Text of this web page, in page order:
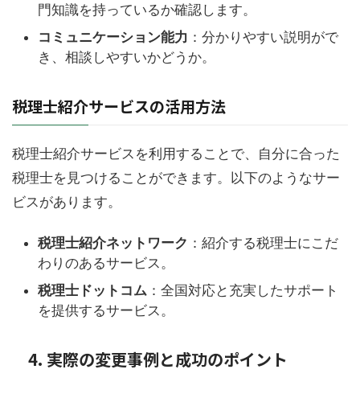
門知識を持っているか確認します。
コミュニケーション能力 ：分かりやすい説明がで
き、相談しやすいかどうか。
税理士紹介サービスの活用方法
税理士紹介サービスを利用することで、自分に合った
税理士を見つけることができます。以下のようなサー
ビスがあります。
税理士紹介ネットワーク ：紹介する税理士にこだ
わりのあるサービス。
税理士ドットコム ：全国対応と充実したサポート
を提供するサービス。
4. 実際の変更事例と成功のポイント